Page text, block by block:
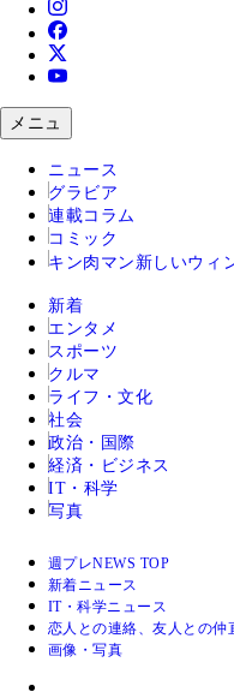
メニュ
ニュース
グラビア
連載コラム
コミック
キン肉マン 新しいウィ
新着
エンタメ
スポーツ
クルマ
ライフ・文化
社会
政治・国際
経済・ビジネス
IT・科学
写真
週プレNEWS TOP
新着ニュース
IT・科学ニュース
恋人との連絡、友人との
画像・写真